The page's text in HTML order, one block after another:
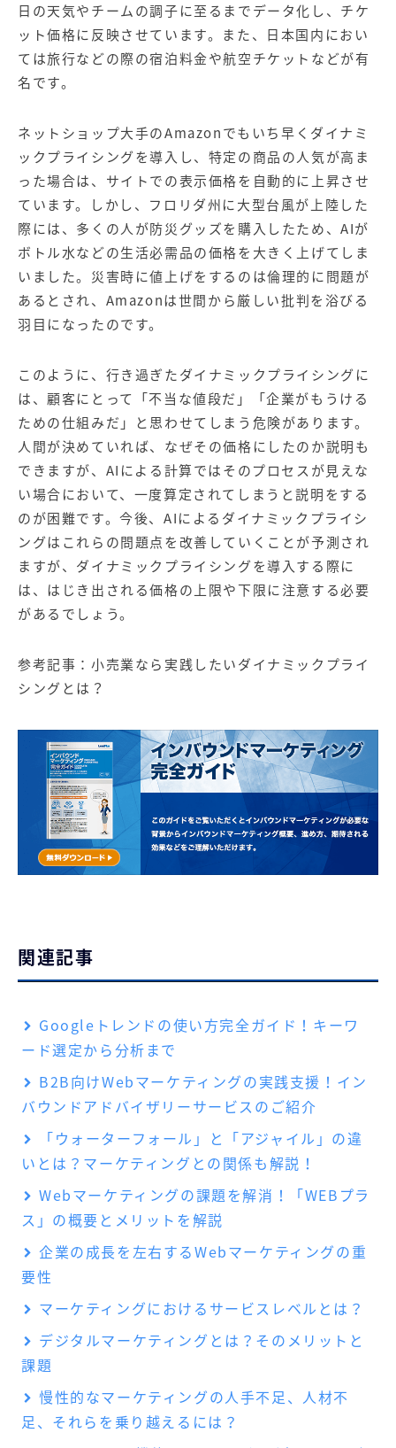
日の天気やチームの調子に至るまでデータ化し、チケ
ット価格に反映させています。また、日本国内におい
ては旅行などの際の宿泊料金や航空チケットなどが有
名です。
ネットショップ大手のAmazonでもいち早くダイナミ
ックプライシングを導入し、特定の商品の人気が高ま
った場合は、サイトでの表示価格を自動的に上昇させ
ています。しかし、フロリダ州に大型台風が上陸した
際には、多くの人が防災グッズを購入したため、AIが
ボトル水などの生活必需品の価格を大きく上げてしま
いました。災害時に値上げをするのは倫理的に問題が
あるとされ、Amazonは世間から厳しい批判を浴びる
羽目になったのです。
このように、行き過ぎたダイナミックプライシングに
は、顧客にとって「不当な値段だ」「企業がもうける
ための仕組みだ」と思わせてしまう危険があります。
人間が決めていれば、なぜその価格にしたのか説明も
できますが、AIによる計算ではそのプロセスが見えな
い場合において、一度算定されてしまうと説明をする
のが困難です。今後、AIによるダイナミックプライシ
ングはこれらの問題点を改善していくことが予測され
ますが、ダイナミックプライシングを導入する際に
は、はじき出される価格の上限や下限に注意する必要
があるでしょう。
参考記事： 小売業なら実践したいダイナミックプライ
シングとは？
関連記事
Googleトレンドの使い方完全ガイド！キーワ
ード選定から分析まで
B2B向けWebマーケティングの実践支援！イン
バウンドアドバイザリーサービスのご紹介
「ウォーターフォール」と「アジャイル」の違
いとは？マーケティングとの関係も解説！
Webマーケティングの課題を解消！「WEBプラ
ス」の概要とメリットを解説
企業の成長を左右するWebマーケティングの重
要性
マーケティングにおけるサービスレベルとは？
デジタルマーケティングとは？そのメリットと
課題
慢性的なマーケティングの人手不足、人材不
足、それらを乗り越えるには？